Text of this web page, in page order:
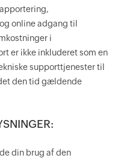
online adgang til
i
er ikke inkluderet som en
supporttjenester til
den tid gældende
din brug af den